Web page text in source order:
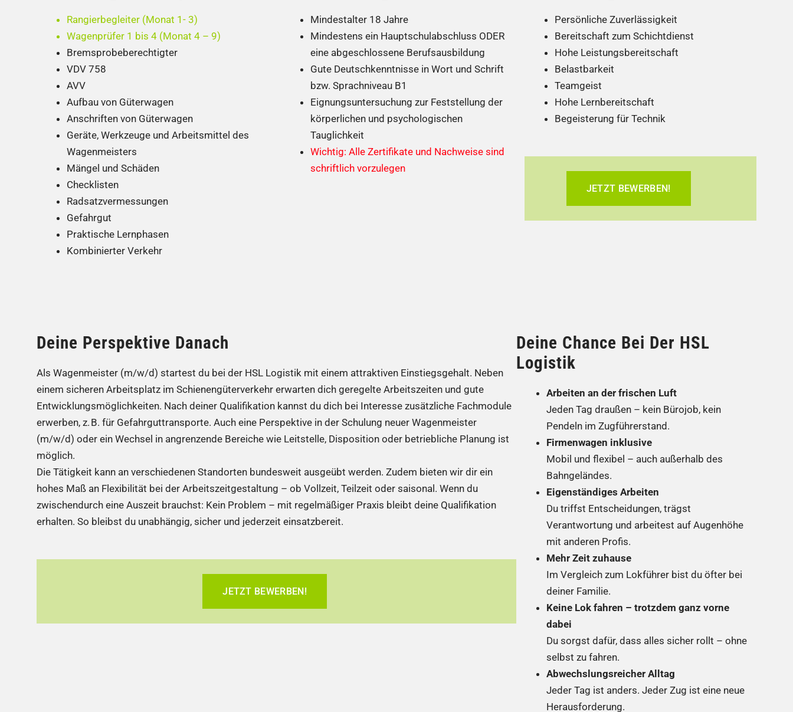
Rangierbegleiter (Monat 1- 3)
Wagenprüfer 1 bis 4 (Monat 4 – 9)
Bremsprobeberechtigter
VDV 758
AVV
Aufbau von Güterwagen
Anschriften von Güterwagen
Geräte, Werkzeuge und Arbeitsmittel des
Wagenmeisters
Mängel und Schäden
Checklisten
Radsatzvermessungen
Gefahrgut
Praktische Lernphasen
Kombinierter Verkehr
Mindestalter 18 Jahre
Mindestens ein Hauptschulabschluss ODER
eine abgeschlossene Berufsausbildung
Gute Deutschkenntnisse in Wort und Schrift
bzw. Sprachniveau B1
Eignungsuntersuchung zur Feststellung der
körperlichen und psychologischen
Tauglichkeit
Wichtig: Alle Zertifikate und Nachweise sind
schriftlich vorzulegen
Persönliche Zuverlässigkeit
Bereitschaft zum Schichtdienst
Hohe Leistungsbereitschaft
Belastbarkeit
Teamgeist
Hohe Lernbereitschaft
Begeisterung für Technik
JETZT BEWERBEN!
Deine Perspektive Danach
Als Wagenmeister (m/w/d) startest du bei der HSL Logistik mit einem attraktiven Einstiegsgehalt. Neben
einem sicheren Arbeitsplatz im Schienengüterverkehr erwarten dich geregelte Arbeitszeiten und gute
Entwicklungsmöglichkeiten. Nach deiner Qualifikation kannst du dich bei Interesse zusätzliche Fachmodule
erwerben, z. B. für Gefahrguttransporte. Auch eine Perspektive in der Schulung neuer Wagenmeister
(m/w/d) oder ein Wechsel in angrenzende Bereiche wie Leitstelle, Disposition oder betriebliche Planung ist
möglich.
Die Tätigkeit kann an verschiedenen Standorten bundesweit ausgeübt werden. Zudem bieten wir dir ein
hohes Maß an Flexibilität bei der Arbeitszeitgestaltung – ob Vollzeit, Teilzeit oder saisonal. Wenn du
zwischendurch eine Auszeit brauchst: Kein Problem – mit regelmäßiger Praxis bleibt deine Qualifikation
erhalten. So bleibst du unabhängig, sicher und jederzeit einsatzbereit.
JETZT BEWERBEN!
Deine Chance Bei Der HSL
Logistik
Arbeiten an der frischen Luft
Jeden Tag draußen – kein Bürojob, kein
Pendeln im Zugführerstand.
Firmenwagen inklusive
Mobil und flexibel – auch außerhalb des
Bahngeländes.
Eigenständiges Arbeiten
Du triffst Entscheidungen, trägst
Verantwortung und arbeitest auf Augenhöhe
mit anderen Profis.
Mehr Zeit zuhause
Im Vergleich zum Lokführer bist du öfter bei
deiner Familie.
Keine Lok fahren – trotzdem ganz vorne
dabei
Du sorgst dafür, dass alles sicher rollt – ohne
selbst zu fahren.
Abwechslungsreicher Alltag
Jeder Tag ist anders. Jeder Zug ist eine neue
Herausforderung.